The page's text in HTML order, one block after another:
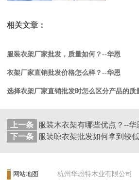
相关文章：
服装衣架厂家批发，质量如何？--华恩
衣架厂家直销批发价格怎么样？--华恩
选择衣架厂家直销批发时怎么区分产品的质
上一条
服装木衣架有哪些优点？--华
下一条
网站地图 杭州华恩特木业有限公司